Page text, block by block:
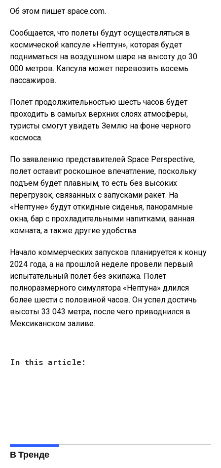
Об этом пишет space.com.
Сообщается, что полеты будут осуществляться в
космической капсуле «Нептун», которая будет
подниматься на воздушном шаре на высоту до 30
000 метров. Капсула может перевозить восемь
пассажиров.
Полет продолжительностью шесть часов будет
проходить в самыъх верхних слоях атмосферы,
туристы смогут увидеть Землю на фоне черного
космоса.
По заявлению представителей Space Perspective,
полет оставит роскошное впечатление, поскольку
подъем будет плавным, то есть без высоких
перегрузок, связанных с запусками ракет. На
«Нептуне» будут откидные сиденья, панорамные
окна, бар с прохладительными напитками, ванная
комната, а также другие удобства.
Начало коммерческих запусков планируется к концу
2024 года, а на прошлой неделе провели первый
испытательный полет без экипажа. Полет
полноразмерного симулятора «Нептуна» длился
более шести с половиной часов. Он успел достичь
высоты 33 043 метра, после чего приводнился в
Мексиканском заливе.
In this article:
В Тренде